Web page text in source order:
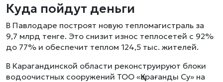
Куда пойдут деньги
В Павлодаре построят новую тепломагистраль за
9,7 млрд тенге. Это снизит износ теплосетей с 92%
до 77% и обеспечит теплом 124,5 тыс. жителей.
В Карагандинской области реконструируют блоки
водоочистных сооружений ТОО «Қарағанды Су» на